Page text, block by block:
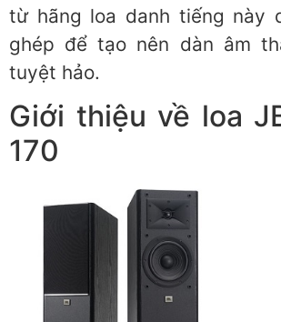
từ hãng loa danh tiếng này
ghép để tạo nên dàn âm
tuyệt hảo.
Giới thiệu về loa
170